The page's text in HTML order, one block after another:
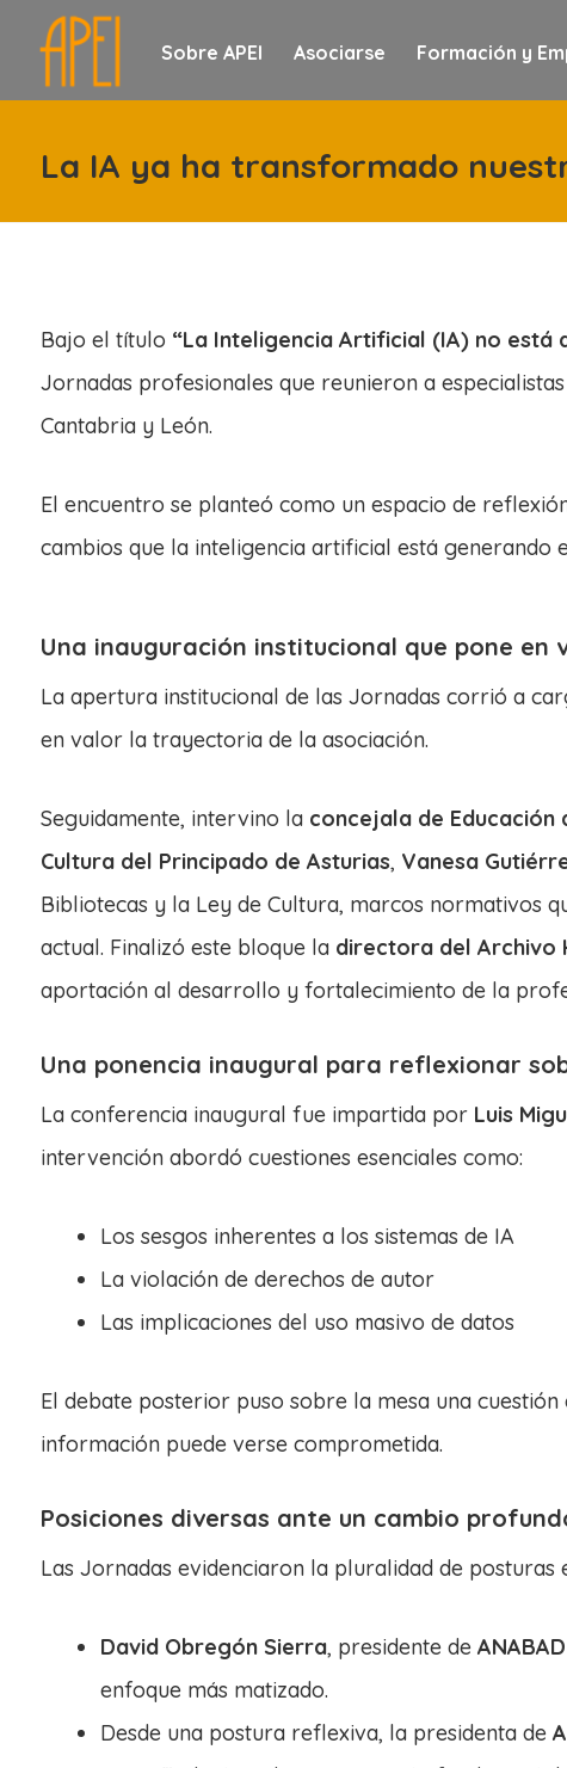
Sobre APEI Asociarse Formación y
La IA ya ha transformado
Bajo el título “La Inteligencia Artificial (IA) no
Jornadas profesionales que reunieron a
Cantabria y León.
El encuentro se planteó como un espacio de
cambios que la inteligencia artificial está
Una inauguración institucional que pone en
La apertura institucional de las Jornadas corrió a
en valor la trayectoria de la asociación.
Seguidamente, intervino la concejala de Educación
Cultura del Principado de Asturias, Vanesa
Bibliotecas y la Ley de Cultura, marcos normativos
actual. Finalizó este bloque la directora del Archivo
aportación al desarrollo y fortalecimiento de la
Una ponencia inaugural para reflexionar
La conferencia inaugural fue impartida por Luis
intervención abordó cuestiones esenciales como:
Los sesgos inherentes a los sistemas de IA
La violación de derechos de autor
Las implicaciones del uso masivo de datos
El debate posterior puso sobre la mesa una cuestión
información puede verse comprometida.
Posiciones diversas ante un cambio
Las Jornadas evidenciaron la pluralidad de
David Obregón Sierra, presidente de
enfoque más matizado.
Desde una postura reflexiva, la presidenta de